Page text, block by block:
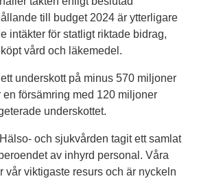
till budget 2024 är ytterligare
intäkter för statligt riktade bidrag,
vård och läkemedel.
underskott på minus 570 miljoner
en försämring med 120 miljoner
underskottet.
och sjukvården tagit ett samlat
av inhyrd personal. Våra
vår viktigaste resurs och är nyckeln